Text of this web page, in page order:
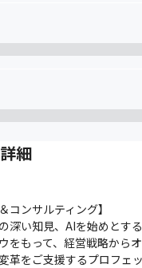
細
コンサルティング】
深い知見、AIを始めとす
をもって、経営戦略から
革をご支援するプロフェ